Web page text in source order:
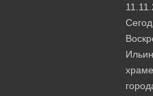
храме